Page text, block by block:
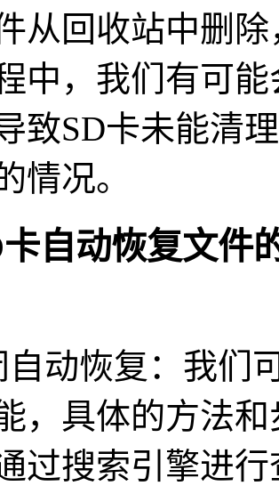
从回收站中删
中，我们有可
致SD卡未能清
情况。
自动恢复文件
自动恢复：我们
，具体的方法
过搜索引擎进行